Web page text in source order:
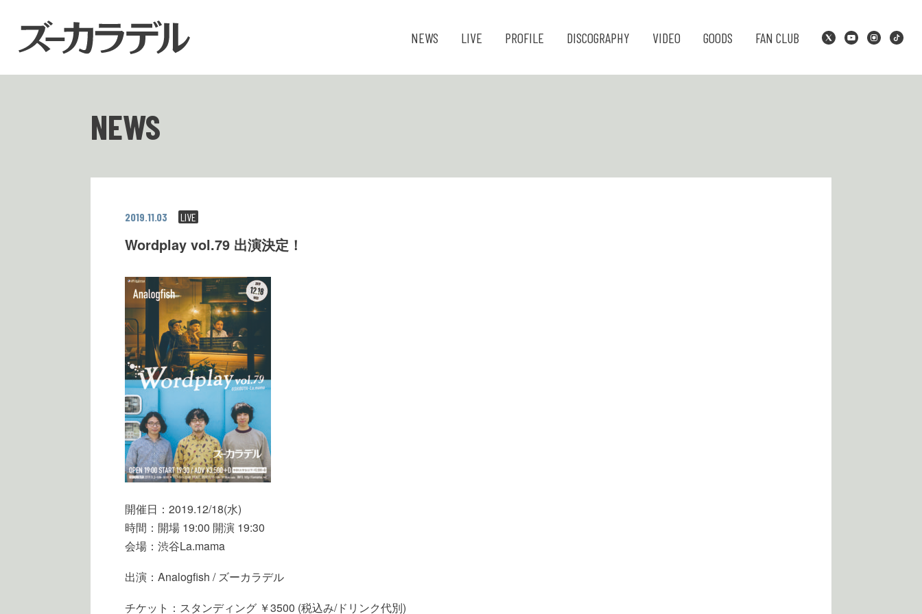
NEWS LIVE PROFILE DISCOGRAPHY VIDEO GOODS FAN CLUB
NEWS
2019.11.03 LIVE
Wordplay vol.79 出演決定！
開催日：2019.12/18(水)
時間：開場 19:00 開演 19:30
会場：渋谷La.mama
出演：Analogfish / ズーカラデル
チケット：スタンディング ￥3500 (税込み/ドリンク代別)